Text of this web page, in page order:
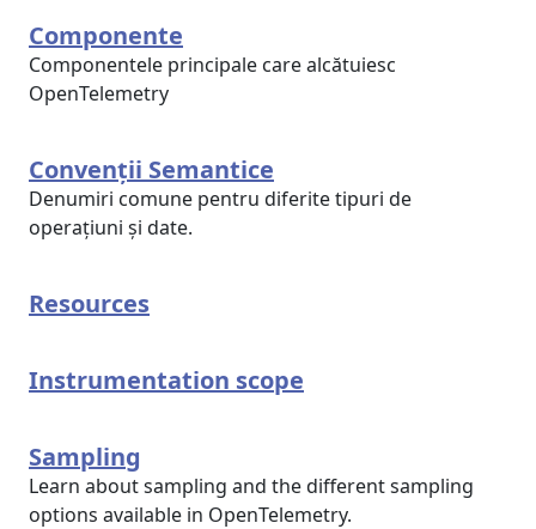
Componente
Componentele principale care alcătuiesc
OpenTelemetry
Convenții Semantice
Denumiri comune pentru diferite tipuri de
operațiuni și date.
Resources
Instrumentation scope
Sampling
Learn about sampling and the different sampling
options available in OpenTelemetry.